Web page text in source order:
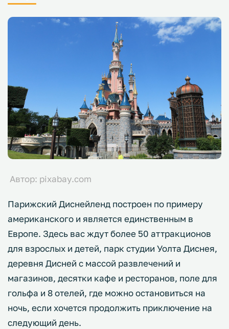
Автор: pixabay.com
Парижский Диснейленд построен по примеру
американского и является единственным в
Европе. Здесь вас ждут более 50 аттракционов
для взрослых и детей, парк студии Уолта Диснея,
деревня Дисней с массой развлечений и
магазинов, десятки кафе и ресторанов, поле для
гольфа и 8 отелей, где можно остановиться на
ночь, если хочется продолжить приключение на
следующий день.